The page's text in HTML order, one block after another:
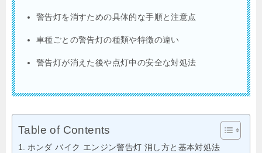
警告灯を消すための具体的な手順と注意点
車種ごとの警告灯の種類や特徴の違い
警告灯が消えた後や点灯中の安全な対処法
Table of Contents
ホンダ バイク エンジン警告灯 消し方と基本対処法